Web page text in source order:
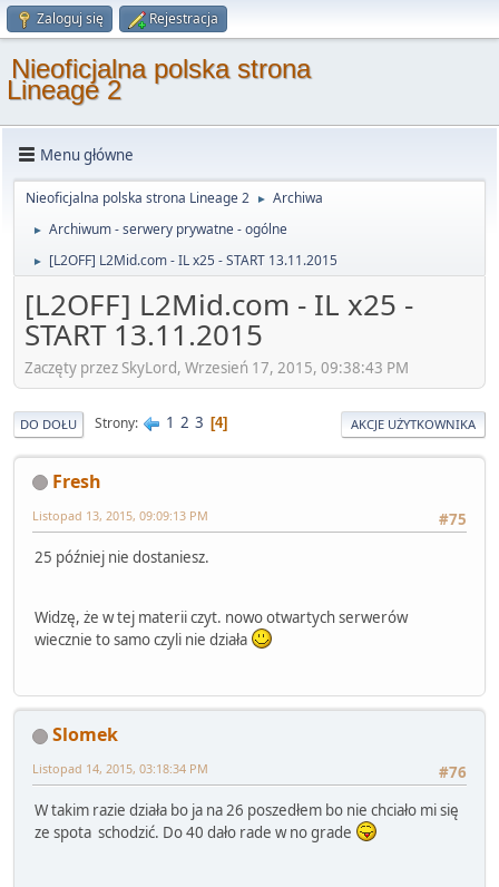
Zaloguj się Rejestracja
Nieoficjalna polska strona
Lineage 2
Menu główne
Nieoficjalna polska strona Lineage 2 ► Archiwa
► Archiwum - serwery prywatne - ogólne
► [L2OFF] L2Mid.com - IL x25 - START 13.11.2015
[L2OFF] L2Mid.com - IL x25 -
START 13.11.2015
Zaczęty przez SkyLord, Wrzesień 17, 2015, 09:38:43 PM
DO DOŁU Strony 1 2 3 4 AKCJE UŻYTKOWNIKA
Fresh
#75
Listopad 13, 2015, 09:09:13 PM
25 później nie dostaniesz.
Widzę, że w tej materii czyt. nowo otwartych serwerów
wiecznie to samo czyli nie działa
Slomek
#76
Listopad 14, 2015, 03:18:34 PM
W takim razie działa bo ja na 26 poszedłem bo nie chciało mi się
ze spota schodzić. Do 40 dało rade w no grade